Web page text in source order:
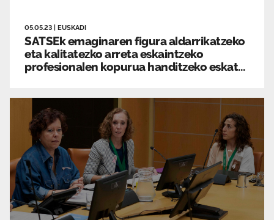
05.05.23 EUSKADI
SATSEk emaginaren figura aldarrikatzeko
eta kalitatezko arreta eskaintzeko
profesionalen kopurua handitzeko eskatu